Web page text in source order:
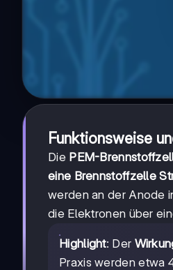
Funktionsweise
Die PEM-
eine Brennstoffzelle
werden an der Anode
die Elektronen über
Highlight: Der
Praxis werden etwa